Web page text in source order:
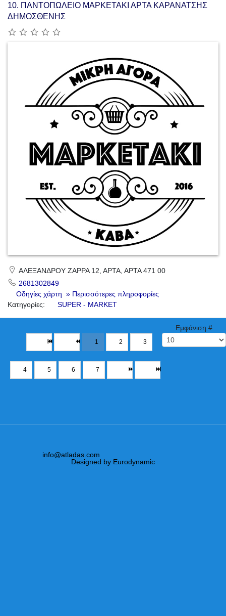
10. ΠΑΝΤΟΠΩΛΕΙΟ ΜΑΡΚΕΤΑΚΙ ΑΡΤΑ ΚΑΡΑΝΑΤΣΗΣ
ΔΗΜΟΣΘΕΝΗΣ
ΑΛΕΞΑΝΔΡΟΥ ΖΑΡΡΑ 12, ΑΡΤΑ, ΑΡΤΑ 471 00
2681302849
Οδηγίες χάρτη » Περισσότερες πληροφορίες
Κατηγορίες:
SUPER - MARKET
Εμφάνιση #
1 2 3
4 5 6 7
info@atladas.com
Designed by Eurodynamic